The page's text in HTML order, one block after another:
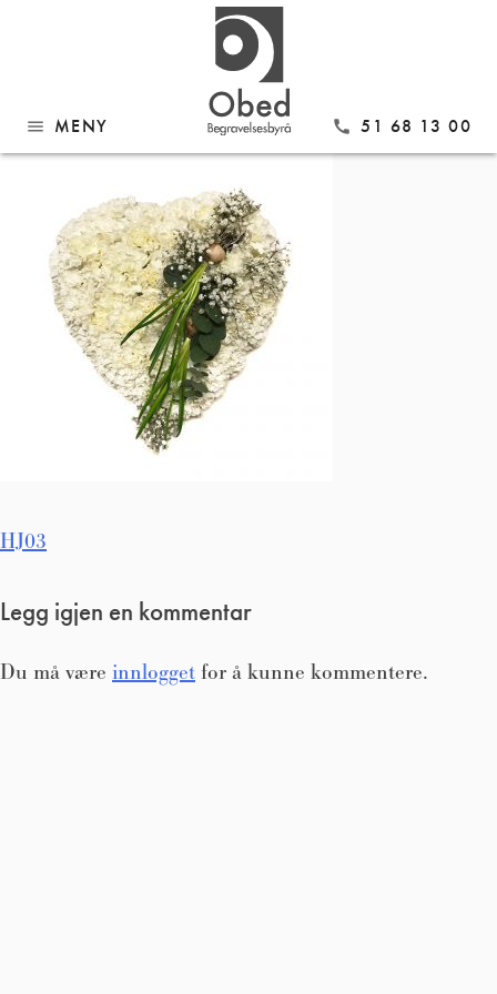
menu MENY call 51 68 13 00
Innleggsnavigasjon
HJ03
Legg igjen en kommentar
Du må være innlogget for å kunne kommentere.